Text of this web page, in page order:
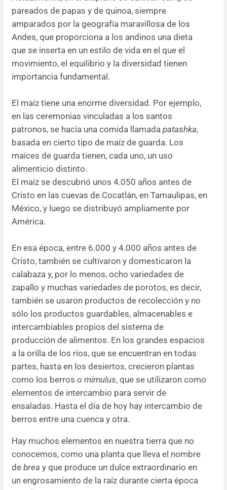
pareados de papas y de quinoa, siempre
amparados por la geografía maravillosa de los
Andes, que proporciona a los andinos una dieta
que se inserta en un estilo de vida en el que el
movimiento, el equilibrio y la diversidad tienen
importancia fundamental.
El maíz tiene una enorme diversidad. Por ejemplo,
en las ceremonias vinculadas a los santos
patronos, se hacía una comida llamada patashka,
basada en cierto tipo de maíz de guarda. Los
maíces de guarda tienen, cada uno, un uso
alimenticio distinto.
El maíz se descubrió unos 4.050 años antes de
Cristo en las cuevas de Cocatlán, en Tamaulipas, en
México, y luego se distribuyó ampliamente por
América.
En esa época, entre 6.000 y 4.000 años antes de
Cristo, también se cultivaron y domesticaron la
calabaza y, por lo menos, ocho variedades de
zapallo y muchas variedades de porotos, es decir,
también se usaron productos de recolección y no
sólo los productos guardables, almacenables e
intercambiables propios del sistema de
producción de alimentos. En los grandes espacios
a la orilla de los ríos, que se encuentran en todas
partes, hasta en los desiertos, crecieron plantas
como los berros o mímulus, que se utilizaron como
elementos de intercambio para servir de
ensaladas. Hasta el día de hoy hay intercambio de
berros entre una cuenca y otra.
Hay muchos elementos en nuestra tierra que no
conocemos, como una planta que lleva el nombre
de brea y que produce un dulce extraordinario en
un engrosamiento de la raíz durante cierta época